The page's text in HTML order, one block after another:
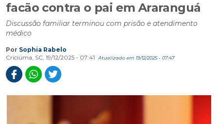
facão contra o pai em Araranguá
Discussão familiar terminou com prisão e atendimento
médico
Por Sophia Rabelo
Criciúma, SC, 19/12/2025 - 07:41
Atualizado em 19/12/2025 - 07:47